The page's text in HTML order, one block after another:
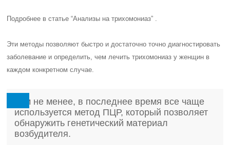
Подробнее в статье “Анализы на трихомониаз” .
Эти методы позволяют быстро и достаточно точно диагностировать
заболевание и определить, чем лечить трихомониаз у женщин в
каждом конкретном случае.
Тем не менее, в последнее время все чаще
используется метод ПЦР, который позволяет
обнаружить генетический материал
возбудителя.